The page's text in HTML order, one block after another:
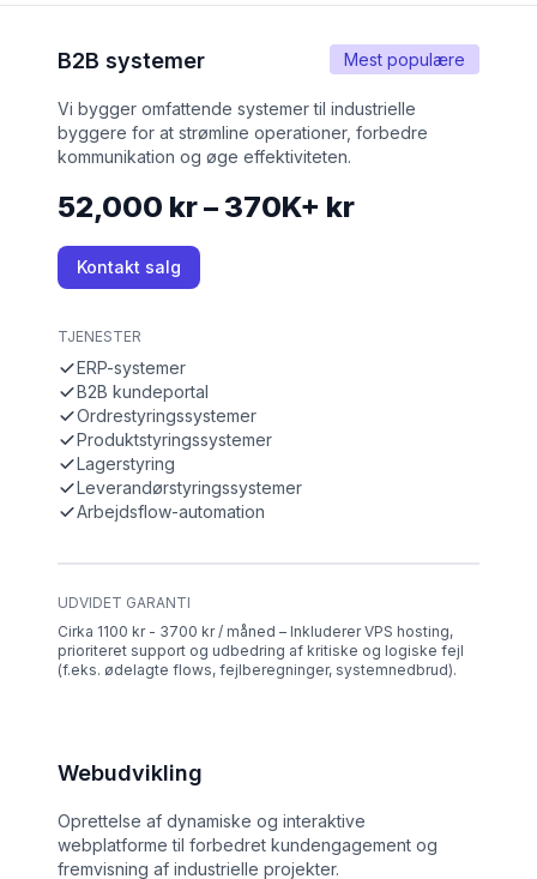
Mest populære
B2B systemer
Vi bygger omfattende systemer til industrielle
byggere for at strømline operationer, forbedre
kommunikation og øge effektiviteten.
52,000 kr – 370K+ kr
Kontakt salg
TJENESTER
ERP-systemer
B2B kundeportal
Ordrestyringssystemer
Produktstyringssystemer
Lagerstyring
Leverandørstyringssystemer
Arbejdsflow-automation
UDVIDET GARANTI
Cirka 1100 kr - 3700 kr / måned – Inkluderer VPS hosting,
prioriteret support og udbedring af kritiske og logiske fejl
(f.eks. ødelagte flows, fejlberegninger, systemnedbrud).
Webudvikling
Oprettelse af dynamiske og interaktive
webplatforme til forbedret kundengagement og
fremvisning af industrielle projekter.